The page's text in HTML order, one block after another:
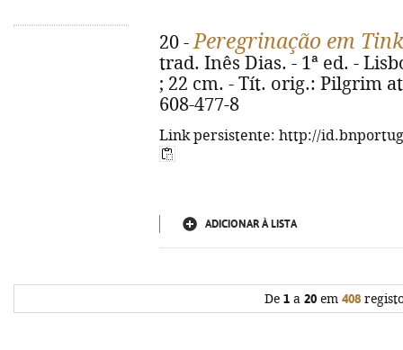
20 -Peregrinação em
trad. Inês Dias. - 1ª ed. -
; 22 cm. - Tít. orig.: Pilgrim
608-477-8
Link persistente: http://
ADICIONAR À LISTA
De 1 a 20 em 408